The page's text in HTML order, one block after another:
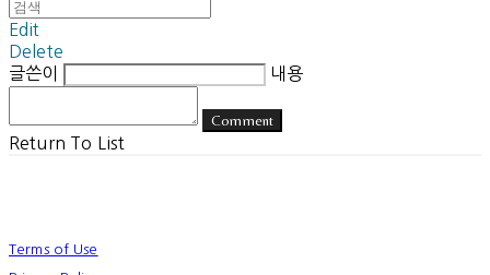
Edit
Delete
글쓴이
내용
Comment
Return To List
Terms of Use